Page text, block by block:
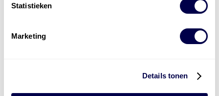
Statistieken
Marketing
Details tonen